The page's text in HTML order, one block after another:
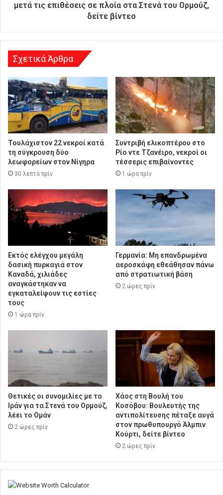
σ
μετά τις επιθέσεις σε πλοία στα Στενά του Ορμούζ,
δείτε βίντεο
Σχετικά Άρθρα
Τουλάχιστον 22 νεκροί κατά
τη σύγκρουση δύο
λεωφορείων στον Νίγηρα
30 λεπτά πρίν
Συντριβή ελικοπτέρου στο
Ρίο ντε Τζανέιρο, νεκροί οι
τέσσερις επιβαίνοντες
1 ώρα πρίν
Εκτός ελέγχου μεγάλη
δασική πυρκαγιά στον
Καναδά, χιλιάδες
αναγκάστηκαν να
εγκαταλείψουν τις εστίες
τους
1 ώρα πρίν
Γερμανία: Μη επανδρωμένα
αεροσκάφη εθεάθησαν πάνω
από στρατιωτική βάση
2 ώρες πρίν
Θετικές οι συνομιλίες με το
Ιράν για τα Στενά του Ορμούζ,
λέει το Ομάν
2 ώρες πρίν
Χάος στη Βουλή του
Κοσόβου: Βουλευτής της
αντιπολίτευσης πέταξε αυγά
στον πρωθυπουργό Άλμπιν
Κούρτι, δείτε βίντεο
2 ώρες πρίν